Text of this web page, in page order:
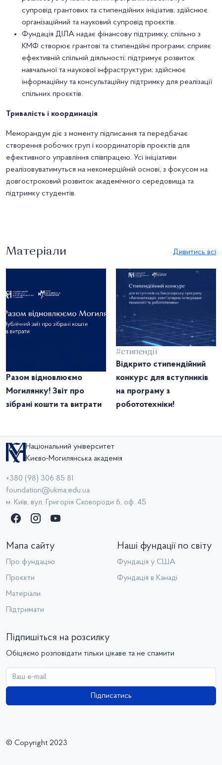
супровід грантових та стипендійних ініціатив; здійснює
організаційний та науковий супровід проєктів.
Фундація ДІЛА надає фінансову підтримку, спільно з
КМФ створює грантові та стипендійні програми; сприяє
ефективній спільній діяльності; підтримує розвиток
навчальної та наукової інфраструктури; здійснює
інформаційну та консультаційну підтримку для реалізації
спільних проєктів.
Тривалість і координація
Меморандум діє з моменту підписання та передбачає
створення робочих груп і координаторів проєктів для
ефективного управління співпрацею. Усі ініціативи
реалізовуватимуться на некомерційній основі, з фокусом на
довгостроковий розвиток академічного середовища та
підтримку студентів.
Матеріали Дивитись всі
Разом відновлюємо
Могилянку! Звіт про
зібрані кошти та витрати
#стипендії
Відкрито стипендійний
конкурс для вступників
на програму з
робототехніки!
Національний університет
Києво-Могилянська академія
+380 (98) 306 85 81
foundation@ukma.edu.ua
м. Київ, вул. Григорія Сковороди 6, оф. 45
Мапа сайту
Про фундацію
Проєкти
Матеріали
Підтримати
Наші фундації по світу
Фундація у США
Фундація в Канаді
Підпишіться на розсилку
Обіцяємо розповідати тільки цікаве та не спамити
Підписатись
© Copyright 2023